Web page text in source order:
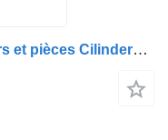
Chemise de cylindre DAF Moteurs et pièces Cilinderbus MX13 1849719 pour camion